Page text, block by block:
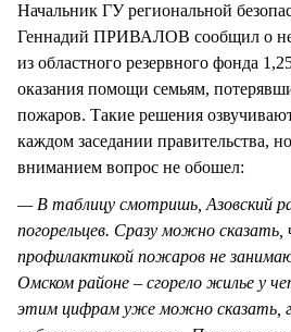
Начальник ГУ региональной
Геннадий ПРИВАЛОВ сообщил о
из областного резервного фонда
оказания помощи семьям,
пожаров. Такие решения
каждом заседании
вниманием вопрос не обошел:
— В таблицу смотришь, Азовский
погорельцев. Сразу можно
профилактикой пожаров не
Омском районе – сгорело жилье у
этим цифрам уже можно сказать,